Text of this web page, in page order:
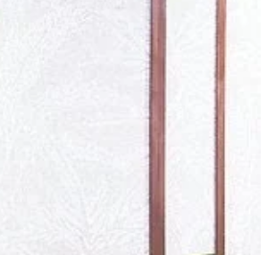
पेयजल कूलर का उद्घाटन